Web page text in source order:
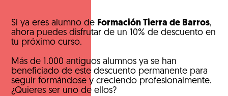
Si ya eres alumno de Formación Tierra de Barros,
ahora puedes disfrutar de un 10% de descuento en
tu próximo curso.
Más de 1.000 antiguos alumnos ya se han
beneficiado de este descuento permanente para
seguir formándose y creciendo profesionalmente.
¿Quieres ser uno de ellos?